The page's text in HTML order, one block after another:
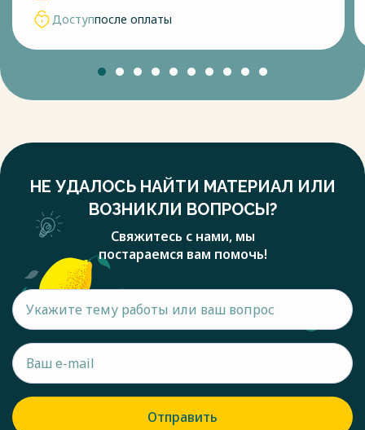
Доступпосле оплаты
НЕ УДАЛОСЬ НАЙТИ МАТЕРИАЛ ИЛИ
ВОЗНИКЛИ ВОПРОСЫ?
Свяжитесь с нами, мы
постараемся вам помочь!
Отправить